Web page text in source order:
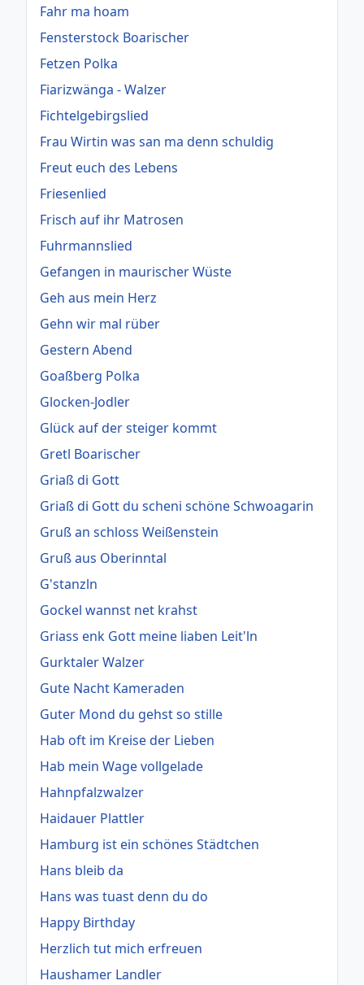
Fahr ma hoam
Fensterstock Boarischer
Fetzen Polka
Fiarizwänga - Walzer
Fichtelgebirgslied
Frau Wirtin was san ma denn schuldig
Freut euch des Lebens
Friesenlied
Frisch auf ihr Matrosen
Fuhrmannslied
Gefangen in maurischer Wüste
Geh aus mein Herz
Gehn wir mal rüber
Gestern Abend
Goaßberg Polka
Glocken-Jodler
Glück auf der steiger kommt
Gretl Boarischer
Griaß di Gott
Griaß di Gott du scheni schöne Schwoagarin
Gruß an schloss Weißenstein
Gruß aus Oberinntal
G'stanzln
Gockel wannst net krahst
Griass enk Gott meine liaben Leit'ln
Gurktaler Walzer
Gute Nacht Kameraden
Guter Mond du gehst so stille
Hab oft im Kreise der Lieben
Hab mein Wage vollgelade
Hahnpfalzwalzer
Haidauer Plattler
Hamburg ist ein schönes Städtchen
Hans bleib da
Hans was tuast denn du do
Happy Birthday
Herzlich tut mich erfreuen
Haushamer Landler